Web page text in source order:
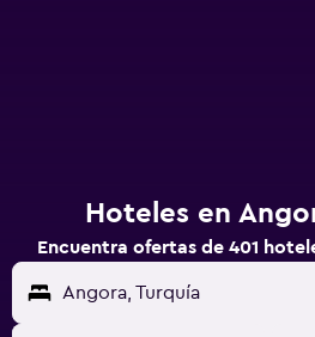
Hoteles en
Encuentra ofertas de 401
Angora, Turquía